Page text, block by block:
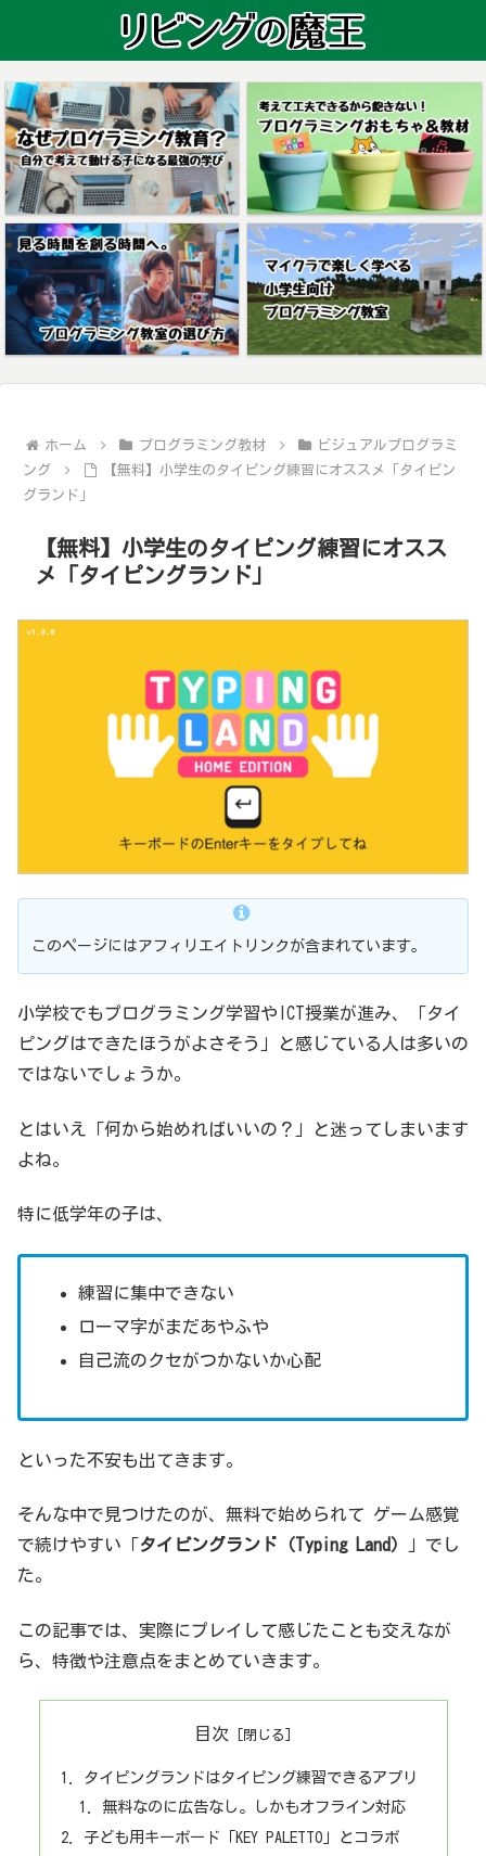
ホーム プログラミング教材
ビジュアルプログラミ
ング
【無料】小学生のタイピング練習にオススメ「タイピン
グランド」
【無料】小学生のタイピング練習にオスス
メ「タイピングランド」
このページにはアフィリエイトリンクが含まれています。
小学校でもプログラミング学習やICT授業が進み、「タイ
ピングはできたほうがよさそう」と感じている人は多いの
ではないでしょうか。
とはいえ「何から始めればいいの？」と迷ってしまいます
よね。
特に低学年の子は、
練習に集中できない
ローマ字がまだあやふや
自己流のクセがつかないか心配
といった不安も出てきます。
そんな中で見つけたのが、無料で始められて ゲーム感覚
で続けやすい「タイピングランド（Typing Land）
」でし
た。
この記事では、実際にプレイして感じたことも交えなが
ら、特徴や注意点をまとめていきます。
目次
タイピングランドはタイピング練習できるアプリ
無料なのに広告なし。しかもオフライン対応
子ども用キーボード「KEY PALETTO」とコラボ